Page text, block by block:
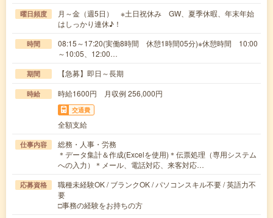
曜日頻度
月～金（週5日） ※土日祝休み GW、夏季休暇、年末年始
はしっかり連休♪！
時間
08:15～17:20(実働8時間 休憩1時間05分)※休憩時間 10:00
～10:05、12:00…
期間 【急募】即日～長期
時給 時給1600円 月収例 256,000円
交通費
全額支給
仕事内容
総務・人事・労務
＊データ集計＆作成(Excelを使用)＊伝票処理（専用システム
への入力）＊メール、電話対応、来客対応…
応募資格
職種未経験OK / ブランクOK / パソコンスキル不要 / 英語力不
要
□事務の経験をお持ちの方